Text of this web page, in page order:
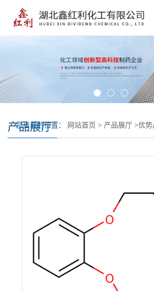
产品展厅
您当前的位置： 网站首页 > 产品展厅 >优势